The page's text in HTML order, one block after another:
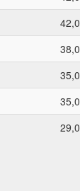
42,0
38,0
35,0
35,0
29,0